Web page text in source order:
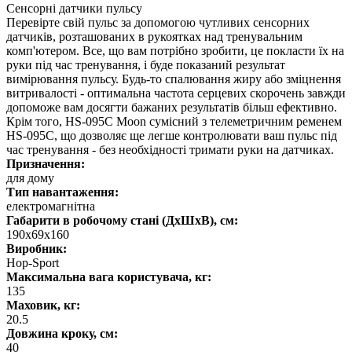
Сенсорні датчики пульсу
Перевірте свій пульс за допомогою чутливих сенсорних
датчиків, розташованих в рукоятках над тренувальним
комп'ютером. Все, що вам потрібно зробити, це покласти їх на
руки під час тренування, і буде показаний результат
вимірювання пульсу. Будь-то спалювання жиру або зміцнення
витривалості - оптимальна частота серцевих скорочень завжди
допоможе вам досягти бажаних результатів більш ефективно.
Крім того, HS-095C Moon сумісний з телеметричним ременем
HS-095C, що дозволяє ще легше контролювати ваш пульс під
час тренування - без необхідності тримати руки на датчиках.
Призначення:
для дому
Тип навантаження:
електромагнітна
Габарити в робочому стані (ДхШхВ), см:
190х69х160
Виробник:
Hop-Sport
Максимальна вага користувача, кг:
135
Маховик, кг:
20.5
Довжина кроку, см:
40